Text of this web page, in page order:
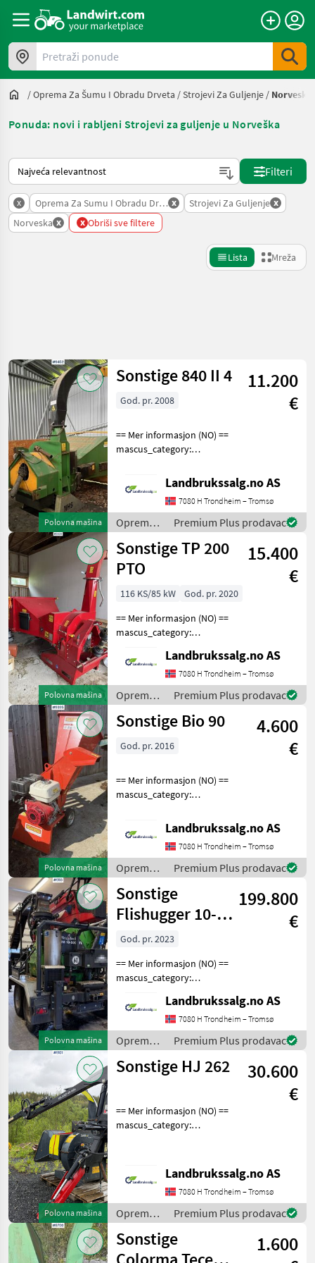
Pretraži ponude
/Oprema Za Šumu I Obradu Drveta /Strojevi Za Guljenje / Norveska
Ponuda: novi i rabljeni Strojevi za guljenje u Norveška
Način na koji sortira Landwirt.com
Filteri
x Oprema Za Sumu I Obradu Drveta
x Strojevi Za Guljenje x
Norveska x x Obriši sve filtere
Lista Mreža
Kategorija 3 Država 1 Filteri
TRENUTNA
PUTANJA
Šumarstvo
Oprema
Za Sumu
I Obradu
Drveta
Strojevi
Za
Guljenje
IZABERITE
KATEGORIJU
Strojevi za guljenje
11
MARKETPLACE
Marketplace
Ponude
trgovaca
Oglasi
Resetuj
11
rezultata
Polovna mašina
Sonstige 840 II 4
11.200
€
God. pr. 2008
== Mer informasjon (NO) ==
mascus_category:
provide reference number
upon request: 9452 See
en.landbrukssalg.no/9452
for more images Spe
Landbrukssalg.no AS
7080 H Trondheim – Tromsø
Oprema
za šumu i
obradu
drveta /
Sonstige
Premium Plus prodavac
Polovna mašina
Sonstige TP 200
PTO
15.400
€
116 KS/85 kW
God. pr. 2020
== Mer informasjon (NO) ==
mascus_category:
provide reference number
upon request: 9429 See
en.landbrukssalg.no/9429
for more images Spe
Landbrukssalg.no AS
7080 H Trondheim – Tromsø
Oprema
za šumu i
obradu
Sonstige
Premium Plus prodavac
Polovna mašina
Sonstige Bio 90
4.600
€
God. pr. 2016
== Mer informasjon (NO) ==
mascus_category:
provide reference number
upon request: 9395 See
en.landbrukssalg.no/9395
for more images Spe
Landbrukssalg.no AS
7080 H Trondheim – Tromsø
Oprema
za šumu i
obradu
drveta /
Sonstige
Premium Plus prodavac
Polovna mašina
Sonstige
Flishugger 10-
500KTL
199.800
€
God. pr. 2023
== Mer informasjon (NO) ==
mascus_category:
provide reference number
upon request: 9113 See
en.landbrukssalg.no/9113
for more images Spe
Landbrukssalg.no AS
7080 H Trondheim – Tromsø
Oprema
za šumu i
obradu
Premium Plus prodavac
Polovna mašina
Sonstige HJ 262
30.600
€
== Mer informasjon (NO) ==
mascus_category:
upon request: 9101 See
en.landbrukssalg.no/9101
for more images Spe
Landbrukssalg.no AS
7080 H Trondheim – Tromsø
Oprema
za šumu i
obradu
drveta /
Premium Plus prodavac
Sonstige
1.600